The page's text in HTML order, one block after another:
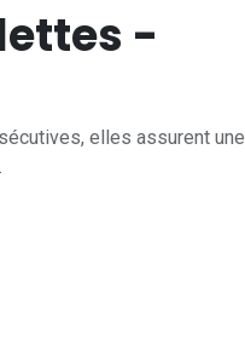
-
elles assurent une